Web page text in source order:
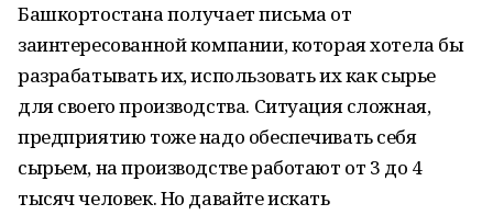
Башкортостана получает письма от
заинтересованной компании, которая хотела бы
разрабатывать их, использовать их как сырье
для своего производства. Ситуация сложная,
предприятию тоже надо обеспечивать себя
сырьем, на производстве работают от 3 до 4
тысяч человек. Но давайте искать